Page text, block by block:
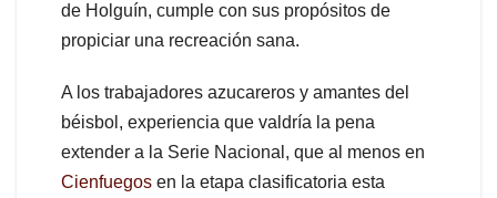
de Holguín, cumple con sus propósitos de
propiciar una recreación sana.
A los trabajadores azucareros y amantes del
béisbol, experiencia que valdría la pena
extender a la Serie Nacional, que al menos en
Cienfuegos en la etapa clasificatoria esta